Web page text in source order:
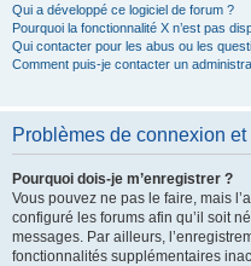
Qui a développé ce logiciel de forum ?
Pourquoi la fonctionnalité X n’est pas
Qui contacter pour les abus ou les
Comment puis-je contacter un
Problèmes de connexion et
Pourquoi dois-je m’enregistrer ?
Vous pouvez ne pas le faire, mais
configuré les forums afin qu’il soit
messages. Par ailleurs,
fonctionnalités supplémentaires